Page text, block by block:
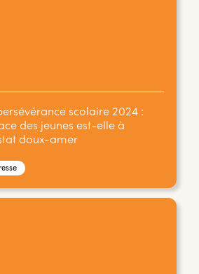
scolaire 2024 :
des jeunes est-elle à
doux-amer